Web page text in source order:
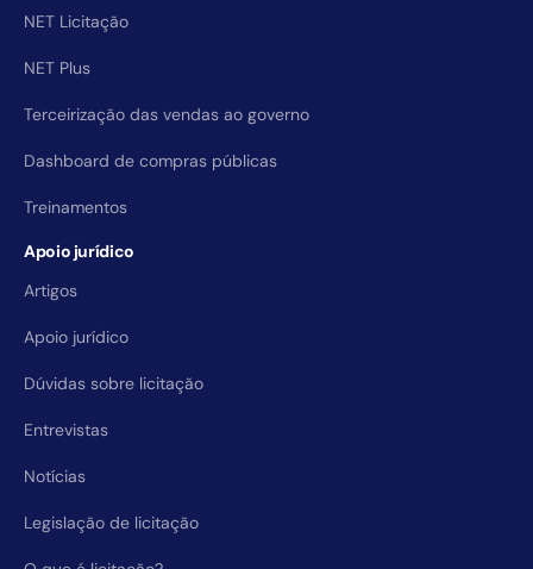
NET Licitação
NET Plus
Terceirização das vendas ao governo
Dashboard de compras públicas
Treinamentos
Apoio jurídico
Artigos
Apoio jurídico
Dúvidas sobre licitação
Entrevistas
Notícias
Legislação de licitação